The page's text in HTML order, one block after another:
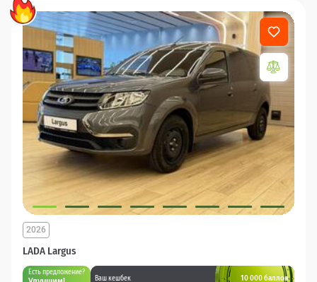
LADA Largus
2026
Есть предложение?
Ваш кешбек 10 000 баллов